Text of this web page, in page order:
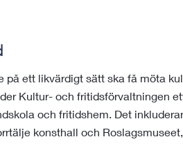
på ett likvärdigt sätt ska få möta
Kultur- och fritidsförvaltningen
och fritidshem. Det
konsthall och